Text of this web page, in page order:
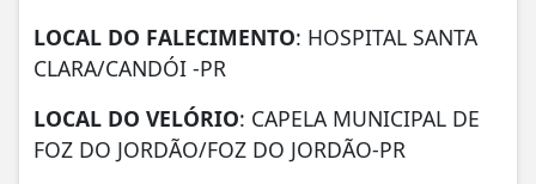
LOCAL DO FALECIMENTO: HOSPITAL SANTA
CLARA/CANDÓI -PR
LOCAL DO VELÓRIO: CAPELA MUNICIPAL DE
FOZ DO JORDÃO/FOZ DO JORDÃO-PR